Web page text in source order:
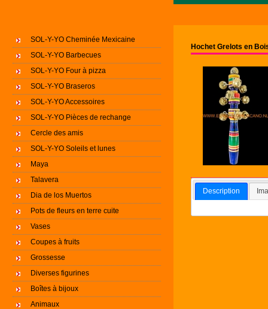
SOL-Y-YO Cheminée Mexicaine
SOL-Y-YO Barbecues
SOL-Y-YO Four à pizza
SOL-Y-YO Braseros
SOL-Y-YO Accessoires
SOL-Y-YO Pièces de rechange
Cercle des amis
SOL-Y-YO Soleils et lunes
Maya
Talavera
Dia de los Muertos
Pots de fleurs en terre cuite
Vases
Coupes à fruits
Grossesse
Diverses figurines
Boîtes à bijoux
Animaux
Hochet Grelots en
Description